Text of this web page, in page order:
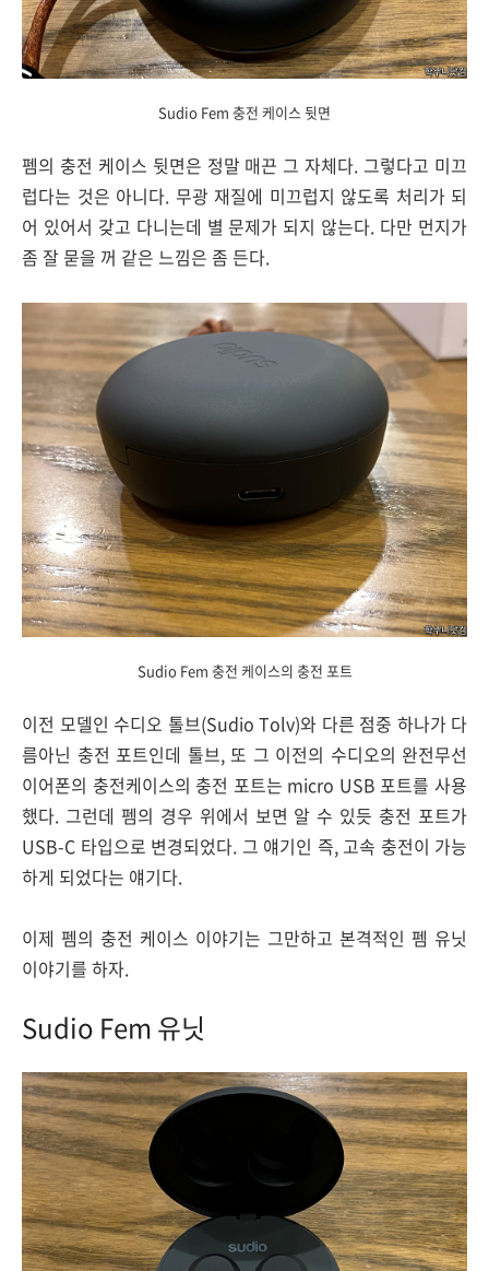
Sudio Fem 충전 케이스 뒷면
펨의 충전 케이스 뒷면은 정말 매끈 그 자체다. 그렇다고 미끄
럽다는 것은 아니다. 무광 재질에 미끄럽지 않도록 처리가 되
어 있어서 갖고 다니는데 별 문제가 되지 않는다. 다만 먼지가
좀 잘 묻을 꺼 같은 느낌은 좀 든다.
Sudio Fem 충전 케이스의 충전 포트
이전 모델인 수디오 톨브(Sudio Tolv)와 다른 점중 하나가 다
름아닌 충전 포트인데 톨브, 또 그 이전의 수디오의 완전무선
이어폰의 충전케이스의 충전 포트는 micro USB 포트를 사용
했다. 그런데 펨의 경우 위에서 보면 알 수 있듯 충전 포트가
USB-C 타입으로 변경되었다. 그 얘기인 즉, 고속 충전이 가능
하게 되었다는 얘기다.
이제 펨의 충전 케이스 이야기는 그만하고 본격적인 펨 유닛
이야기를 하자.
Sudio Fem 유닛